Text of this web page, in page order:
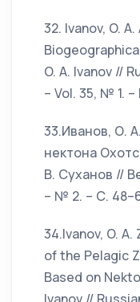
32. Ivanov, O.
O. A. Ivanov //
– Vol. 35, № 1. –
33.Иванов, О.
нектона
В. Суханов //
– № 2. – С.
34.Ivanov, O.
of the Pelagic
Based on